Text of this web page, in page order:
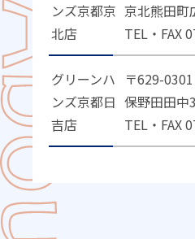
ンズ京都京
北店
京北熊田町
TEL・FAX
グリーンハ
ンズ京都日
吉店
〒629-
保野田田中
TEL・FAX